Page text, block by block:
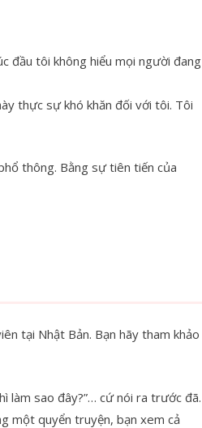
đầu tôi không hiểu mọi người đang
thực sự khó khăn đối với tôi. Tôi
thông. Bằng sự tiên tiến của
tại Nhật Bản. Bạn hãy tham khảo
làm sao đây?”… cứ nói ra trước đã.
một quyển truyện, bạn xem cả